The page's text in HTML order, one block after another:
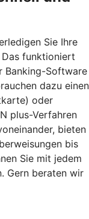
Sie Ihre
funktioniert
Banking-Software
dazu einen
oder
plus-Verfahren
bieten
bis
Sie mit jedem
Gern beraten wir